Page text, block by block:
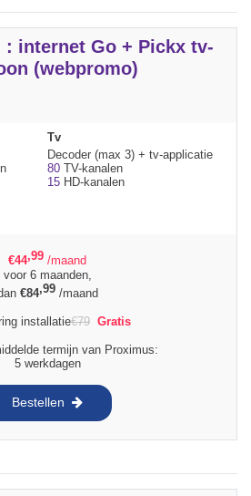
: internet Go + Pickx tv-
(webpromo)
Tv
Decoder (max 3) + tv-applicatie
80 TV-kanalen
15 HD-kanalen
€44,99 /maand
voor 6 maanden,
€84,99/maand
installatie€79 Gratis
termijn van Proximus:
5 werkdagen
Bestellen